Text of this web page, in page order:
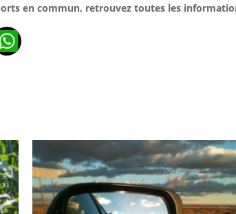
en commun, retrouvez toutes les